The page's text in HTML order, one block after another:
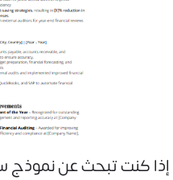
إذا كنت تبحث عن نموذج